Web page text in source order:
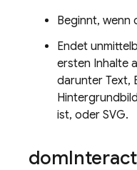
Beginnt, wenn
Endet
ersten Inhalte
darunter Text,
ist, oder SVG.
dom